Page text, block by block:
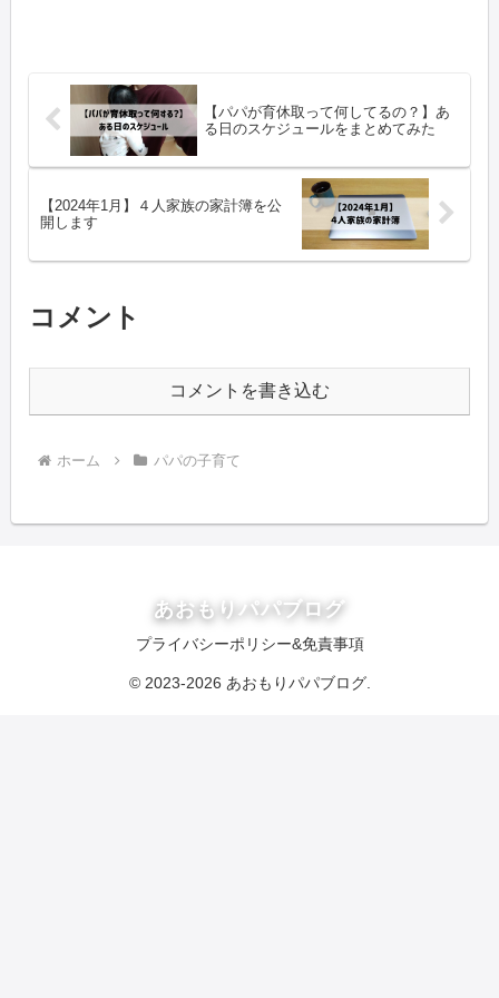
【パパが育休取って何してるの？】あ
る日のスケジュールをまとめてみた
【2024年1月】４人家族の家計簿を公
開します
コメント
コメントを書き込む
ホーム パパの子育て
あおもりパパブログ
プライバシーポリシー&免責事項
© 2023-2026 あおもりパパブログ.